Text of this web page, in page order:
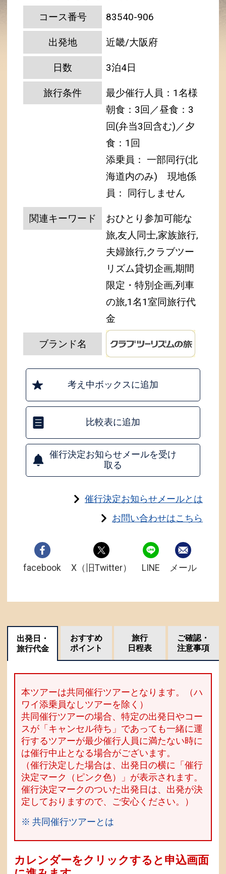
コース番号 83540-906
出発地 近畿/大阪府
日数 3泊4日
旅行条件
最少催行人員：1名様
朝食：3回／昼食：3
回(弁当3回含む)／夕
食：1回
添乗員： 一部同行(北
海道内のみ)
現地係
員： 同行しません
関連キーワード
おひとり参加可能な
旅,友人同士,家族旅行,
夫婦旅行,クラブツー
リズム貸切企画,期間
限定・特別企画,列車
の旅,1名1室同旅行代
金
ブランド名
考え中ボックスに追加
比較表に追加
催行決定お知らせメールを受け
取る
催行決定お知らせメールとは
お問い合わせはこちら
facebook X（旧Twitter） LINE メール
出発日・
旅行代金
おすすめ
ポイント
旅行
日程表
ご確認・
注意事項
本ツアーは共同催行ツアーとなります。（ハ
ワイ添乗員なしツアーを除く）
共同催行ツアーの場合、特定の出発日やコー
スが「キャンセル待ち」であっても一緒に運
行するツアーが最少催行人員に満たない時に
は催行中止となる場合がございます。
（催行決定した場合は、出発日の横に「催行
決定マーク（ピンク色）」が表示されます。
催行決定マークのついた出発日は、出発が決
定しておりますので、ご安心ください。）
※ 共同催行ツアーとは
カレンダーをクリックすると申込画面